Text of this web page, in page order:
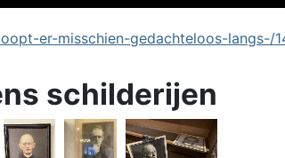
er-misschien-gedachteloos-langs-/
schilderijen